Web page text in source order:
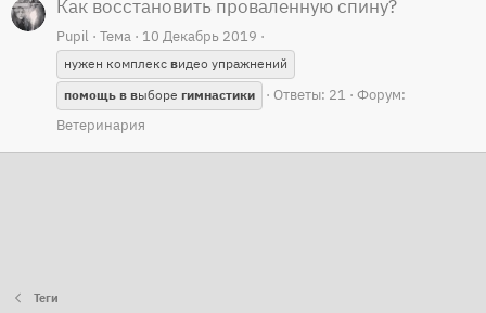
Как восстановить проваленную спину?
Рupil Тема 10 Декабрь 2019
нужен комплекс видео упражнений
помощь в выборе гимнастики Ответы: 21
Форум:
Ветеринария
Теги